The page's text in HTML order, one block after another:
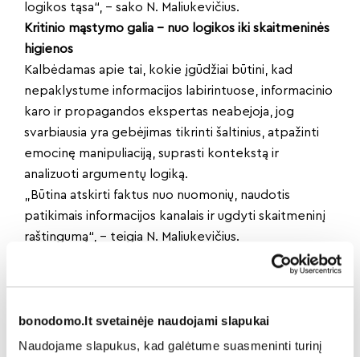
bonodomo.lt svetainėje naudojami slapukai
Naudojame slapukus, kad galėtume suasmeninti turinį
logikos tąsa“, – sako N. Maliukevičius.
Kritinio mąstymo galia – nuo logikos iki skaitmeninės
higienos
Kalbėdamas apie tai, kokie įgūdžiai būtini, kad
nepaklystume informacijos labirintuose, informacinio
karo ir propagandos ekspertas neabejoja, jog
svarbiausia yra gebėjimas tikrinti šaltinius, atpažinti
emocinę manipuliaciją, suprasti kontekstą ir
analizuoti argumentų logiką.
„Būtina atskirti faktus nuo nuomonių, naudotis
patikimais informacijos kanalais ir ugdyti skaitmeninį
raštingumą“, – teigia N. Maliukevičius.
Anot jo, klasikinis švietimas, logikos ir retorikos
mokymas – išlieka kertiniu akmeniu saugantis nuo
kur nuo pradinių klasių diegiami „šaltinių kritikos“
pagrindai: „Visos dezinformacijos technikos